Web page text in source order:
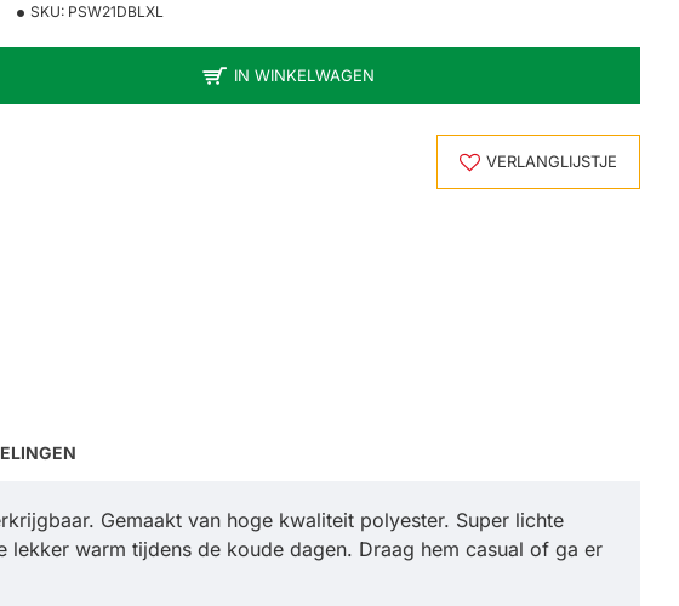
SKU: PSW21DBLXL
IN WINKELWAGEN
VERLANGLIJSTJE
Gemaakt van hoge kwaliteit polyester. Super lichte
warm tijdens de koude dagen. Draag hem casual of ga er